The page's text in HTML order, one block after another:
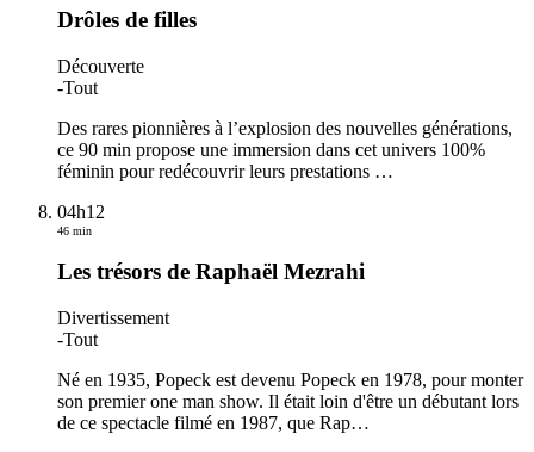
Drôles de filles
Découverte
-Tout
Des rares pionnières à l’explosion des nouvelles générations,
ce 90 min propose une immersion dans cet univers 100%
féminin pour redécouvrir leurs prestations …
04h12
46 min
Les trésors de Raphaël Mezrahi
Divertissement
-Tout
Né en 1935, Popeck est devenu Popeck en 1978, pour monter
son premier one man show. Il était loin d'être un débutant lors
de ce spectacle filmé en 1987, que Rap…